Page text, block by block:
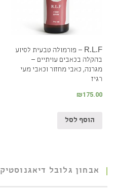
R.L.F – פורמולה טבעית לסיוע
בהקלה בכאבים עויתיים –
מגרנה, כאבי מחזור וכאבי מעי
רגיז
₪175.00
הוסף לסל
אבחון גלובל דיאגנוסטיק